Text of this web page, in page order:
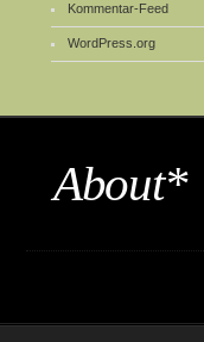
Kommentar-Feed
WordPress.org
About*